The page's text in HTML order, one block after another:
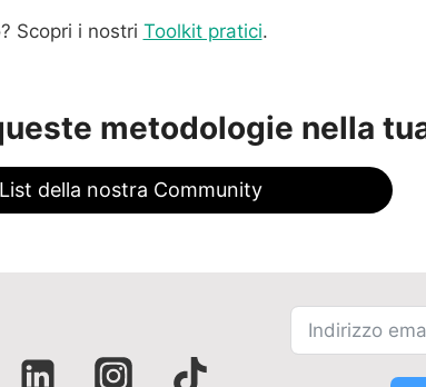
Scopri i nostri Toolkit pratici.
metodologie nella
della nostra Community